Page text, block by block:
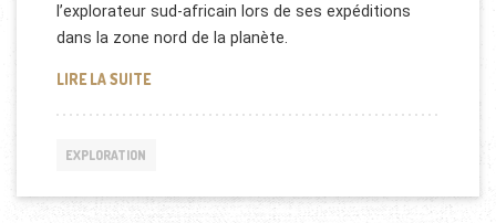
l’explorateur sud-africain lors de ses expéditions
dans la zone nord de la planète.
LIRE LA SUITEMIKE HORN : COMMENT COMBATTRE LE FROID
EXPLORATION